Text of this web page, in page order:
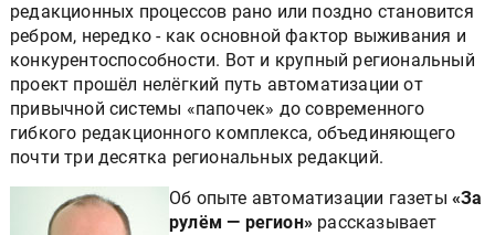
редакционных процессов рано или поздно становится
ребром, нередко - как основной фактор выживания и
конкурентоспособности. Вот и крупный региональный
проект прошёл нелёгкий путь автоматизации от
привычной системы «папочек» до современного
гибкого редакционного комплекса, объединяющего
почти три десятка региональных редакций.
Об опыте автоматизации газеты «За
рулём — регион» рассказывает